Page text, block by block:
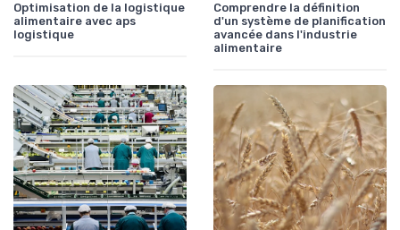
Optimisation de la logistique
alimentaire avec aps
logistique
Comprendre la définition
d'un système de planification
avancée dans l'industrie
alimentaire